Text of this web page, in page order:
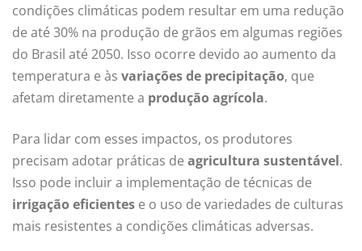
condições climáticas podem resultar em uma redução
de até 30% na produção de grãos em algumas regiões
do Brasil até 2050. Isso ocorre devido ao aumento da
temperatura e às variações de precipitação, que
afetam diretamente a produção agrícola.
Para lidar com esses impactos, os produtores
precisam adotar práticas de agricultura sustentável.
Isso pode incluir a implementação de técnicas de
irrigação eficientes e o uso de variedades de culturas
mais resistentes a condições climáticas adversas.